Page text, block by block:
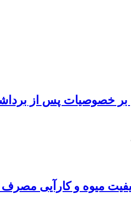
بر خصوصیات پس از
میوه و کارآیی